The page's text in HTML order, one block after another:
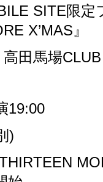
SITE限定
X’MAS』
高田馬場
19:00
)